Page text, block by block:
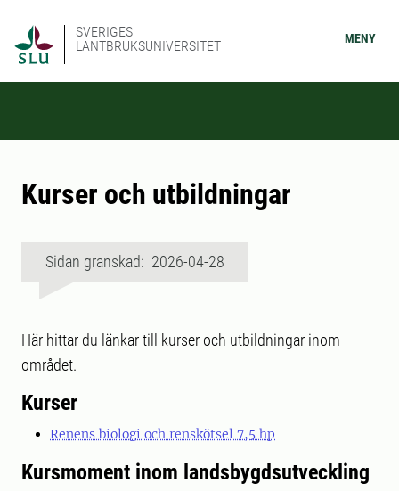
SVERIGES
LANTBRUKSUNIVERSITET
MENY
Kurser och utbildningar
Sidan granskad: 2026-04-28
Här hittar du länkar till kurser och utbildningar inom
området.
Kurser
Renens biologi och renskötsel 7,5 hp
Kursmoment inom landsbygdsutveckling